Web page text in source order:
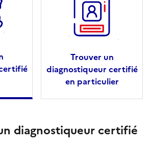
Trouver un
diagnostiqueur certifié
en particulier
diagnostiqueur certifié